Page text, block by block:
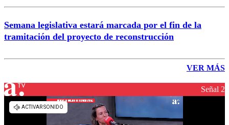
Semana legislativa estará marcada por el fin de la
tramitación del proyecto de reconstrucción
VER MÁS
Señal 2